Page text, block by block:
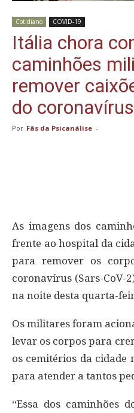
Cotidiano COVID-19
Itália chora
caminhões
remover
do coronavírus
Por Fãs da Psicanálise -
As imagens dos
frente ao hospital da
para remover os
coronavírus (Sars-CoV-
na noite desta quarta-
Os militares foram
levar os corpos para
os cemitérios da cidade
para atender a tantos
“Essa dos caminhões